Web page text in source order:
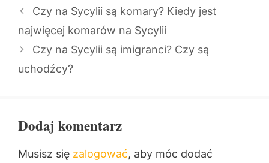
Czy na Sycylii są komary? Kiedy jest
najwięcej komarów na Sycylii
Czy na Sycylii są imigranci? Czy są
uchodźcy?
Dodaj komentarz
Musisz się zalogować, aby móc dodać